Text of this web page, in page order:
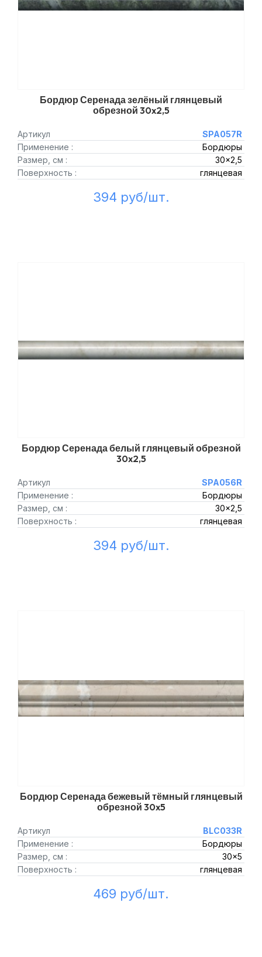
Бордюр Серенада зелёный глянцевый
обрезной 30x2,5
Артикул
SPA057R
Применение :
Бордюры
Размер, см :
30x2,5
Поверхность :
глянцевая
394 руб/шт.
Бордюр Серенада белый глянцевый обрезной
30x2,5
Артикул
SPA056R
Применение :
Бордюры
Размер, см :
30x2,5
Поверхность :
глянцевая
394 руб/шт.
Бордюр Серенада бежевый тёмный глянцевый
обрезной 30x5
Артикул
BLC033R
Применение :
Бордюры
Размер, см :
30x5
Поверхность :
глянцевая
469 руб/шт.